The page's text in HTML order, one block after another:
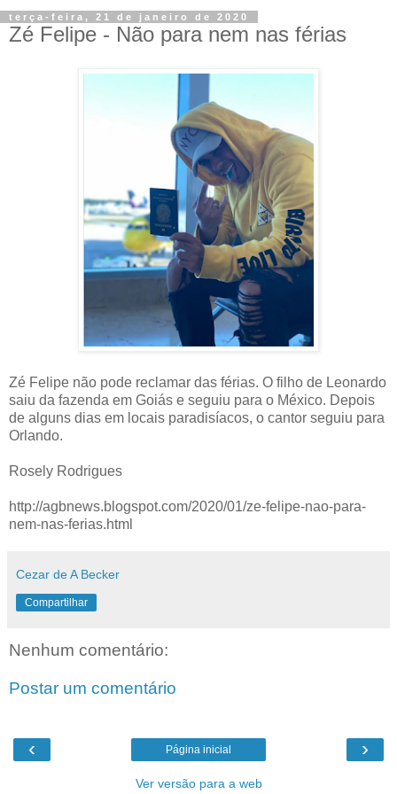
terça-feira, 21 de janeiro de 2020
Zé Felipe - Não para nem nas férias
Zé Felipe não pode reclamar das férias. O filho de Leonardo
saiu da fazenda em Goiás e seguiu para o México. Depois
de alguns dias em locais paradisíacos, o cantor seguiu para
Orlando.
Rosely Rodrigues
http://agbnews.blogspot.com/2020/01/ze-felipe-nao-para-
nem-nas-ferias.html
Cezar de A Becker
Compartilhar
Nenhum comentário:
Postar um comentário
‹ ›
Página inicial
Ver versão para a web